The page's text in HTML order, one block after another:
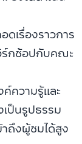
เรื่องราวการ
ร์กช้อปกับคณะ
ความรู้และ
ป็นรูปธรรม
าถึงผู้ชมได้สูง